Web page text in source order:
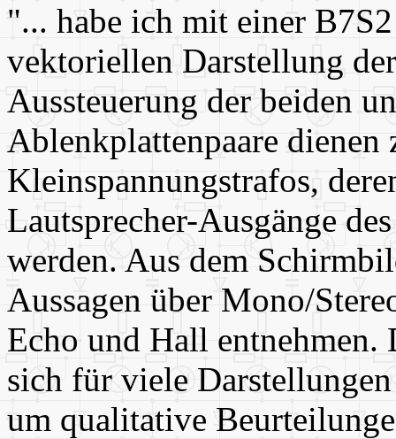
"... habe ich mit einer
vektoriellen Darstellung
Aussteuerung der beiden
Ablenkplattenpaare
Kleinspannungstrafos,
Lautsprecher-Ausgänge
werden. Aus dem
Aussagen über Mono/
Echo und Hall entnehmen.
sich für viele
um qualitative